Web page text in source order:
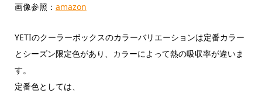
画像参照： amazon
YETIのクーラーボックスのカラーバリエーションは定番カラー
とシーズン限定色があり、カラーによって熱の吸収率が違いま
す。
定番色としては、